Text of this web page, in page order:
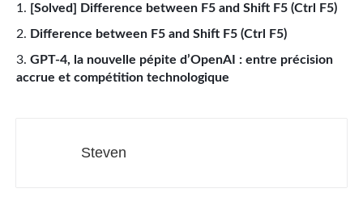
[Solved] Difference between F5 and Shift F5 (Ctrl F5)
Difference between F5 and Shift F5 (Ctrl F5)
GPT-4, la nouvelle pépite d’OpenAI : entre précision
accrue et compétition technologique
Steven